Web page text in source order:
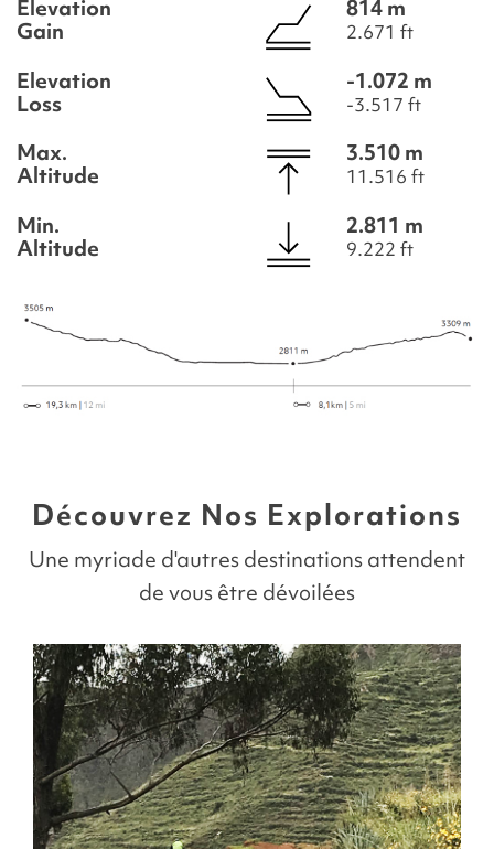
Elevation
Gain
814 m
2.671 ft
Elevation
Loss
-1.072 m
-3.517 ft
Max.
Altitude
3.510 m
11.516 ft
Min.
Altitude
2.811 m
9.222 ft
Découvrez Nos Explorations
Une myriade d'autres destinations attendent
de vous être dévoilées